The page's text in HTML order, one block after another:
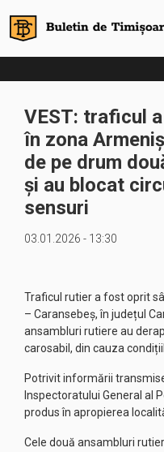
VEST: traficul
în zona
de pe drum
și au blocat
sensuri
03.01.2026 - 13:30
Traficul rutier a fost oprit
– Caransebeș, în județul
ansambluri rutiere au
carosabil, din cauza
Potrivit informării
Inspectoratului General al
produs în apropierea
Cele două ansambluri